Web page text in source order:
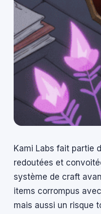
Kami Labs fait partie
redoutées et
système de craft
items corrompus
mais aussi un risque